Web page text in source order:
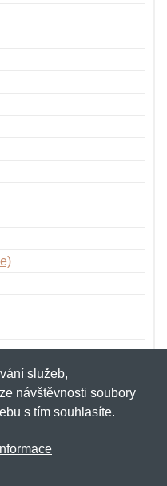
služeb,
návštěvnosti soubory
s tím souhlasíte.